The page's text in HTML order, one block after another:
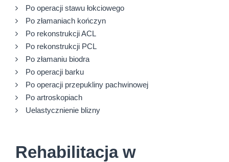
Po operacji stawu łokciowego
Po złamaniach kończyn
Po rekonstrukcji ACL
Po rekonstrukcji PCL
Po złamaniu biodra
Po operacji barku
Po operacji przepukliny pachwinowej
Po artroskopiach
Uelastycznienie blizny
Rehabilitacja w